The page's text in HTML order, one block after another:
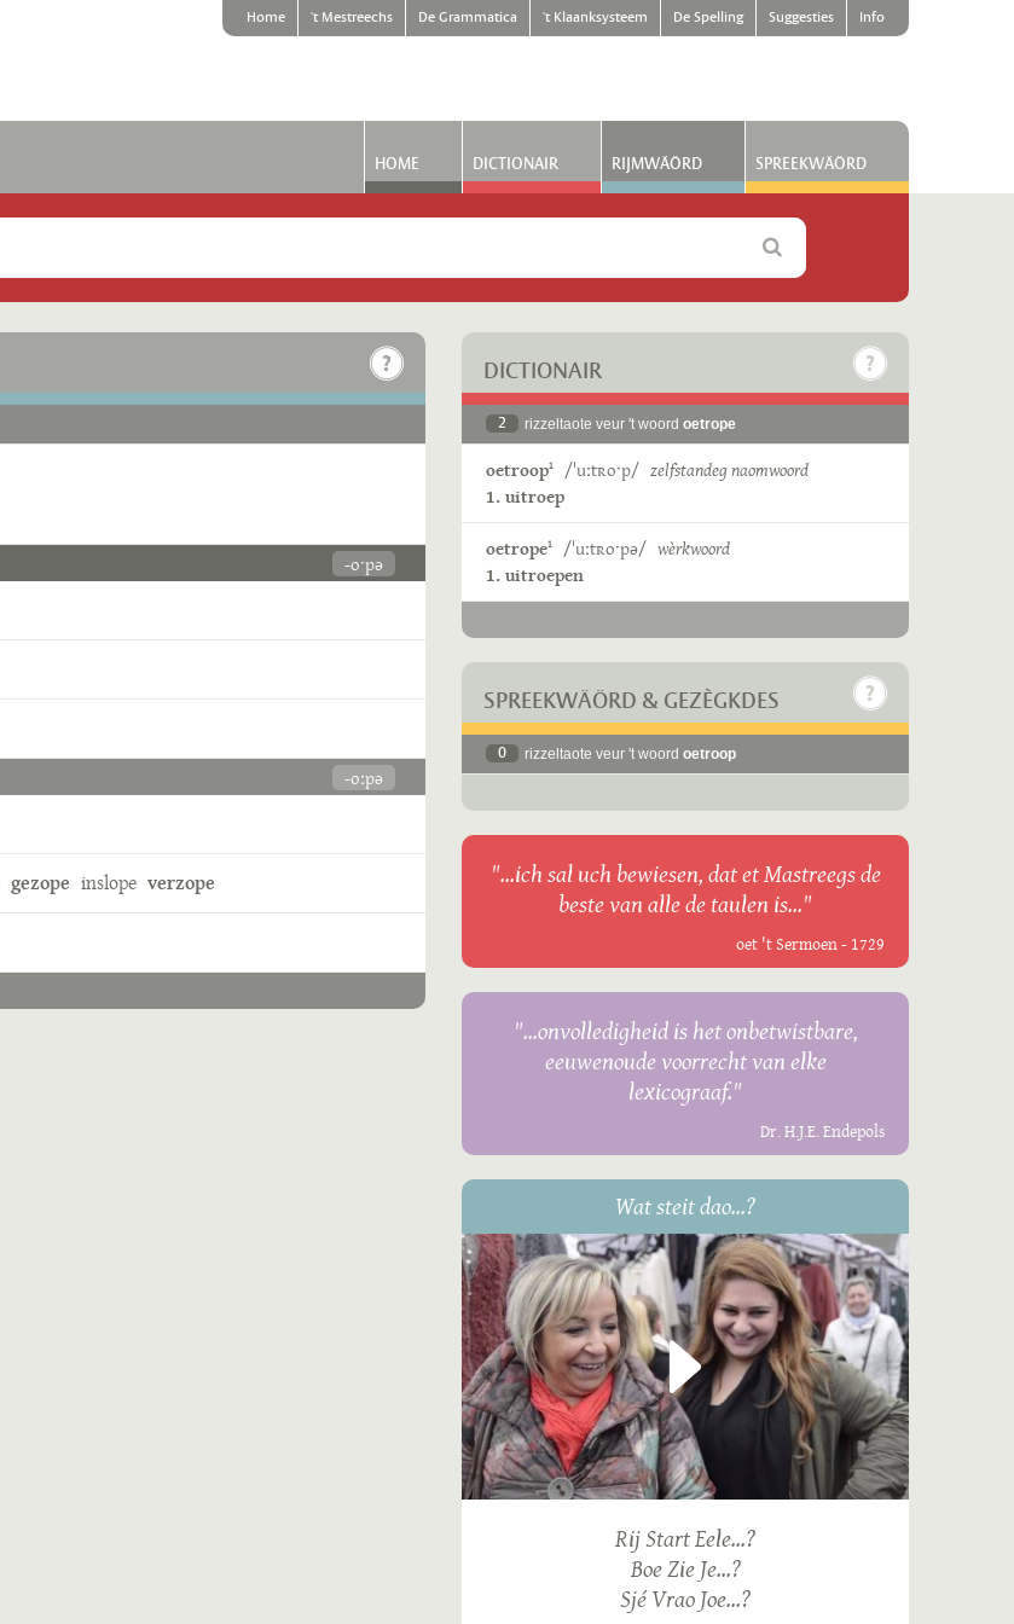
Home 't Mestreechs De Grammatica 't Klaanksysteem De Spelling Suggesties Info
HOME DICTIONAIR RIJMWÄÖRD SPREEKWÄÖRD
-oˑpə
-oːpə
gezope inslope verzope
DICTIONAIR
2 rizzeltaote veur 't woord oetrope
oetroop1 /ˈuːtʀoˑp/ zelfstandeg naomwoord
1. uitroep
oetrope1 /ˈuːtʀoˑpə/ wèrkwoord
1. uitroepen
SPREEKWÄÖRD & GEZÈGKDES
0 rizzeltaote veur 't woord oetroop
"...ich sal uch bewiesen, dat et Mastreegs de
beste van alle de taulen is..."
oet 't Sermoen - 1729
"...onvolledigheid is het onbetwistbare,
eeuwenoude voorrecht van elke
lexicograaf."
Dr. H.J.E. Endepols
Wat steit dao...?
Rij Start Eele...?
Boe Zie Je...?
Sjé Vrao Joe...?